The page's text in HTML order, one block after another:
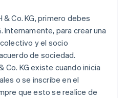
Co. KG, primero debes
Internamente, para crear una
y el socio
de sociedad.
Co. KG existe cuando inicia
o se inscribe en el
que esto se realice de